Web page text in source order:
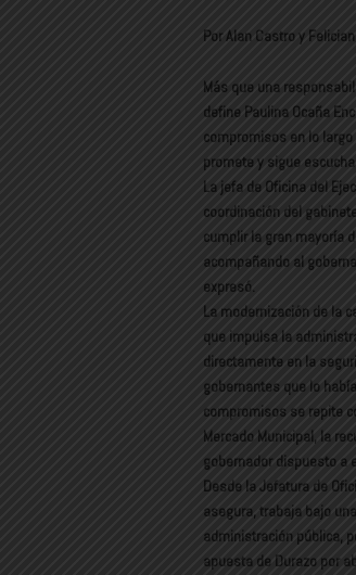
Por Alan Castro y
Más que una
define Paulina Ocaña
compromisos en lo
promete y sigue
La jefa de Oficina del
coordinación del
cumplir la gran mayoría
acompañando al
expresó.
La modernización de la
que impulsa la
directamente en la
gobernantes que lo
compromisos se repite
Mercado Municipal, la
gobernador dispuesto a
Desde la Jefatura de
asegura, trabaja bajo
administración pública,
apuesta de Durazo por